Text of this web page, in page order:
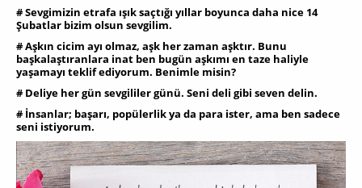
# Sevgimizin etrafa ışık saçtığı yıllar boyunca daha nice 14
Şubatlar bizim olsun sevgilim.
# Aşkın cicim ayı olmaz, aşk her zaman aşktır. Bunu
başkalaştıranlara inat ben bugün aşkımı en taze haliyle
yaşamayı teklif ediyorum. Benimle misin?
# Deliye her gün sevgililer günü. Seni deli gibi seven delin.
# İnsanlar; başarı, popülerlik ya da para ister, ama ben sadece
seni istiyorum.